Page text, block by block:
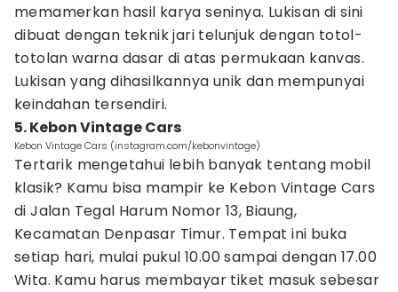
memamerkan hasil karya seninya. Lukisan di sini
dibuat dengan teknik jari telunjuk dengan totol-
totolan warna dasar di atas permukaan kanvas.
Lukisan yang dihasilkannya unik dan mempunyai
keindahan tersendiri.
5. Kebon Vintage Cars
Kebon Vintage Cars (instagram.com/kebonvintage)
Tertarik mengetahui lebih banyak tentang mobil
klasik? Kamu bisa mampir ke Kebon Vintage Cars
di Jalan Tegal Harum Nomor 13, Biaung,
Kecamatan Denpasar Timur. Tempat ini buka
setiap hari, mulai pukul 10.00 sampai dengan 17.00
Wita. Kamu harus membayar tiket masuk sebesar